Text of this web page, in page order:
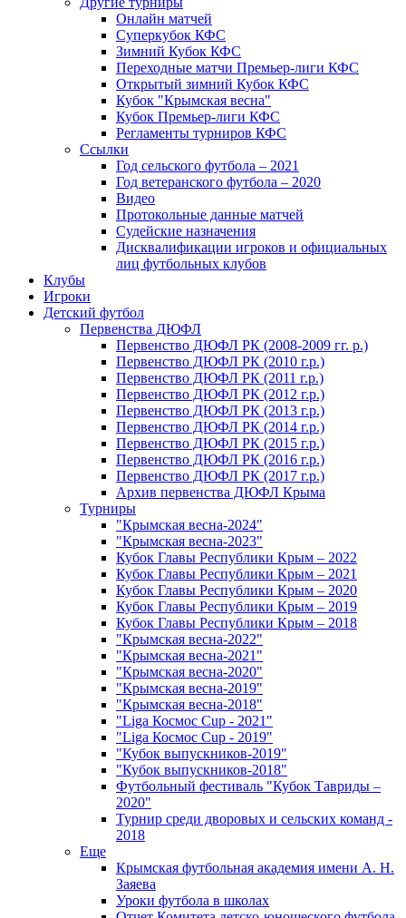
Онлайн матчей
Суперкубок КФС
Зимний Кубок КФС
Переходные матчи Премьер-лиги КФС
Открытый зимний Кубок КФС
Кубок "Крымская весна"
Кубок Премьер-лиги КФС
Регламенты турниров КФС
Ссылки
Год сельского футбола – 2021
Год ветеранского футбола – 2020
Видео
Протокольные данные матчей
Судейские назначения
Дисквалификации игроков и официальных
лиц футбольных клубов
Клубы
Игроки
Детский футбол
Первенства ДЮФЛ
Первенство ДЮФЛ РК (2008-2009 гг. р.)
Первенство ДЮФЛ РК (2010 г.р.)
Первенство ДЮФЛ РК (2011 г.р.)
Первенство ДЮФЛ РК (2012 г.р.)
Первенство ДЮФЛ РК (2013 г.р.)
Первенство ДЮФЛ РК (2014 г.р.)
Первенство ДЮФЛ РК (2015 г.р.)
Первенство ДЮФЛ РК (2016 г.р.)
Первенство ДЮФЛ РК (2017 г.р.)
Архив первенства ДЮФЛ Крыма
Турниры
"Крымская весна-2024"
"Крымская весна-2023"
Кубок Главы Республики Крым – 2022
Кубок Главы Республики Крым – 2021
Кубок Главы Республики Крым – 2020
Кубок Главы Республики Крым – 2019
Кубок Главы Республики Крым – 2018
"Крымская весна-2022"
"Крымская весна-2021"
"Крымская весна-2020"
"Крымская весна-2019"
"Крымская весна-2018"
"Liga Космос Cup - 2021"
"Liga Космос Cup - 2019"
"Кубок выпускников-2019"
"Кубок выпускников-2018"
Футбольный фестиваль "Кубок Тавриды –
2020"
Турнир среди дворовых и сельских команд -
2018
Еще
Крымская футбольная академия имени А. Н.
Заяева
Уроки футбола в школах